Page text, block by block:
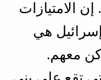
إن الامتيازات
إسرائيل هي
معهم.